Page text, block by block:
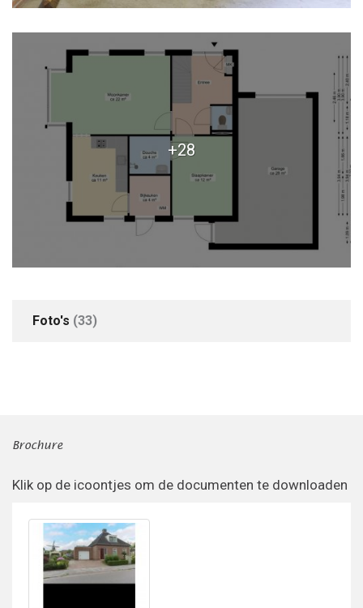
Soort garage
+28
Foto's (33)
Brochure
Klik op de icoontjes om de documenten te downloaden
Download
2791130278